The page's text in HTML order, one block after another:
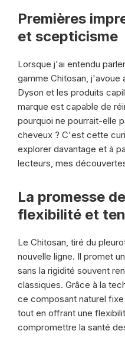
Premières
et scepticisme
Lorsque j'ai entendu
gamme Chitosan, j'avoue
Dyson et les produits
marque est capable de
pourquoi ne pourrait-elle
cheveux ? C'est cette
explorer davantage et à
lecteurs, mes
La promesse
flexibilité et
Le Chitosan, tiré du
nouvelle ligne. Il promet
sans la rigidité souvent
classiques. Grâce à la
ce composant naturel
tout en offrant une
compromettre la santé